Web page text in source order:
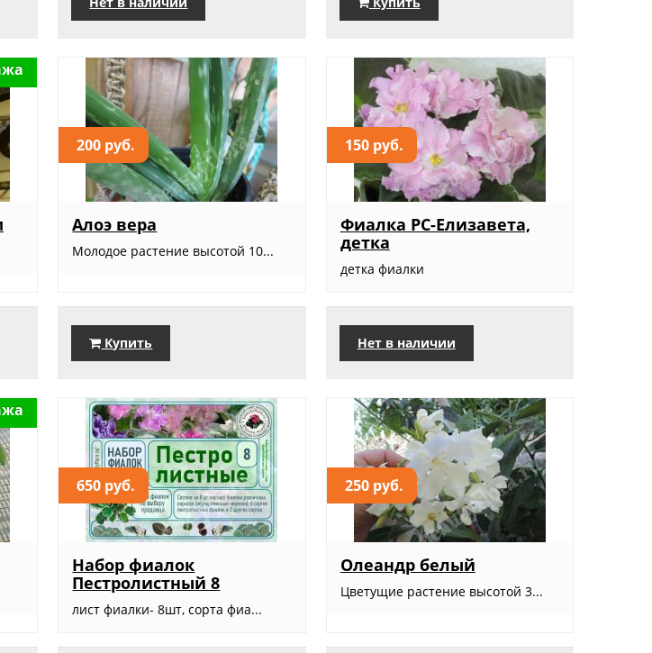
200 руб.
Алоэ вера
Молодое растение высотой 10...
Купить
150 руб.
Фиалка РС-Елизавета,
детка
детка фиалки
Нет в наличии
650 руб.
Набор фиалок
Пестролистный 8
лист фиалки- 8шт, сорта фиа...
250 руб.
Олеандр белый
Цветущие растение высотой 3...